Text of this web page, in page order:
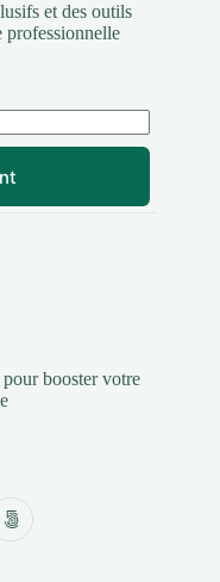
et des outils
professionnelle
booster votre